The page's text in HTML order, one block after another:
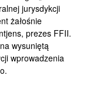
jurysdykcji
żałośnie
prezes FFII.
wysuniętą
wprowadzenia